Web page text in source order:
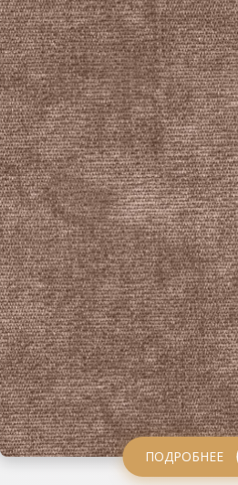
ПОДРОБНЕЕ
ПОДРОБНЕЕ
ПОДРОБНЕЕ